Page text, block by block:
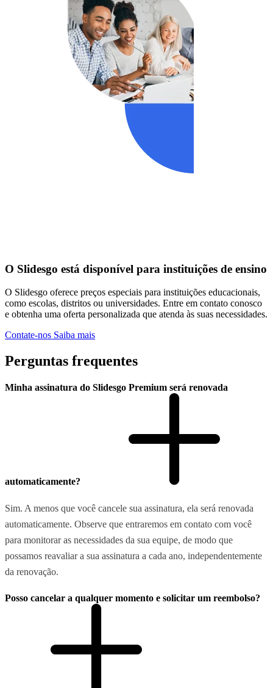
O Slidesgo está disponível para instituições de ensino
O Slidesgo oferece preços especiais para instituições educacionais,
como escolas, distritos ou universidades. Entre em contato conosco
e obtenha uma oferta personalizada que atenda às suas necessidades.
Contate-nos Saiba mais
Perguntas frequentes
Minha assinatura do Slidesgo Premium será renovada
automaticamente?
Sim. A menos que você cancele sua assinatura, ela será renovada
automaticamente. Observe que entraremos em contato com você
para monitorar as necessidades da sua equipe, de modo que
possamos reavaliar a sua assinatura a cada ano, independentemente
da renovação.
Posso cancelar a qualquer momento e solicitar um reembolso?